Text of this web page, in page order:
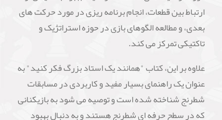
ارتباط بین قطعات، انجام برنامه ریزی در مورد حرکت های
بعدی، و مطالعه الگوهای بازی در حوزه استراتژیک و
تاکتیکی تمرکز می کند.
علاوه بر این، کتاب "همانند یک استاد بزرگ فکر کنید" به
عنوان یک راهنمای بسیار مفید و کاربردی در مسابقات
شطرنج شناخته شده است و توصیه می شود به بازیکنانی
که در سطح حرفه ای شطرنج هستند و به دنبال بهبود